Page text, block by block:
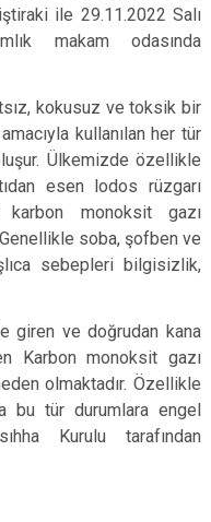
ile 29.11.2022 Salı
makam odasında
kokusuz ve toksik bir
kullanılan her tür
Ülkemizde özellikle
esen lodos rüzgarı
monoksit gazı
soba, şofben ve
sebepleri bilgisizlik,
ve doğrudan kana
Karbon monoksit gazı
olmaktadır. Özellikle
bu tür durumlara engel
Kurulu tarafından